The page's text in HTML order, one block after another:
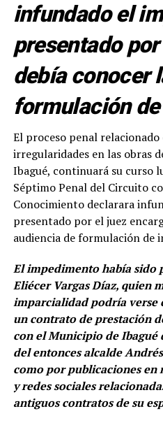
infundado el
presentado
debía conocer
formulación
El proceso penal
irregularidades en las obras
Ibagué, continuará su curso
Séptimo Penal del Circuito
Conocimiento declarara
presentado por el juez
audiencia de formulación de
El impedimento había sido
Eliécer Vargas Díaz, quien
imparcialidad podría verse
un contrato de prestación
con el Municipio de
del entonces alcalde
como por publicaciones en
y redes sociales
antiguos contratos de su